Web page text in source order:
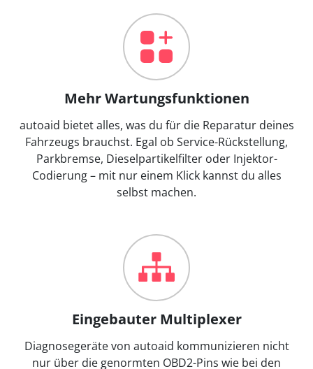
Mehr Wartungsfunktionen
autoaid bietet alles, was du für die Reparatur deines
Fahrzeugs brauchst. Egal ob Service-Rückstellung,
Parkbremse, Dieselpartikelfilter oder Injektor-
Codierung – mit nur einem Klick kannst du alles
selbst machen.
Eingebauter Multiplexer
Diagnosegeräte von autoaid kommunizieren nicht
nur über die genormten OBD2-Pins wie bei den